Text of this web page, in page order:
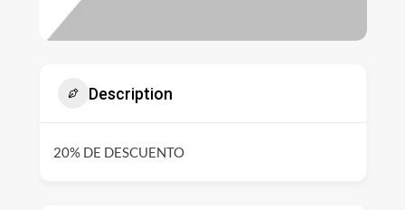
Description
20% DE DESCUENTO